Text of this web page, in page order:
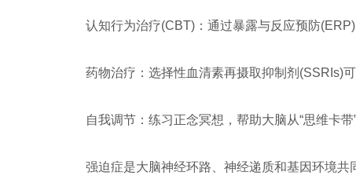
认知行为治疗(CBT)：通过暴露与反应预防
药物治疗：选择性血清素再摄取抑制剂(SSRIs)
自我调节：练习正念冥想，帮助大脑从“思维卡
强迫症是大脑神经环路、神经递质和基因环境